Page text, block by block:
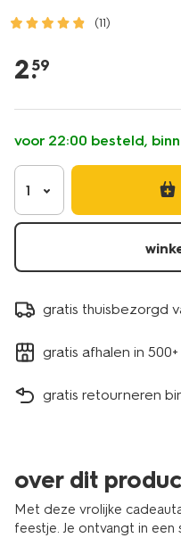
(11)
cadeau/inpakken/
m-
-
stuks-
14710295.html
2.
59
voor 22:00 besteld,
1
gratis thuisbezorgd
gratis afhalen in
gratis retourneren
over dit
Met deze vrolijke
feestje. Je ontvangt in een